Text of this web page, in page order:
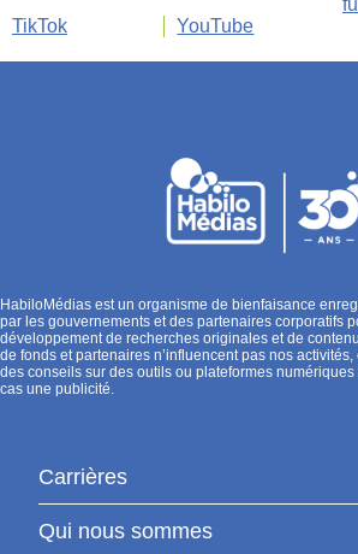
TikTok
YouTube
HabiloMédias est un organisme de bienfaisance
par les gouvernements et des partenaires corporatifs
développement de recherches originales et de
de fonds et partenaires n’influencent pas nos
des conseils sur des outils ou plateformes
cas une publicité.
Carrières
Qui nous sommes